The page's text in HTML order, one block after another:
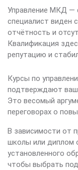
Управление МКД —
специалист виден
отчётность и
Квалификация
репутацию и
Курсы по
подтверждают
Это весомый
переговорах о
В зависимости от
школы или диплом
установленного
чтобы выбрать